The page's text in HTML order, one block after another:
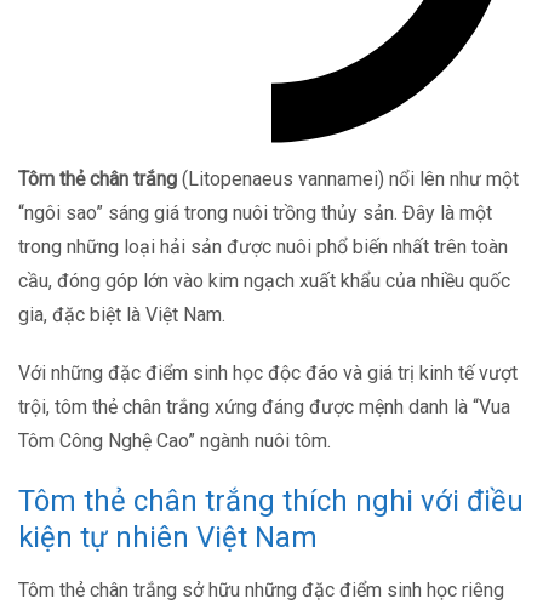
Tôm thẻ chân trắng (Litopenaeus vannamei) nổi lên như một
“ngôi sao” sáng giá trong nuôi trồng thủy sản. Đây là một
trong những loại hải sản được nuôi phổ biến nhất trên toàn
cầu, đóng góp lớn vào kim ngạch xuất khẩu của nhiều quốc
gia, đặc biệt là Việt Nam.
Với những đặc điểm sinh học độc đáo và giá trị kinh tế vượt
trội, tôm thẻ chân trắng xứng đáng được mệnh danh là “Vua
Tôm Công Nghệ Cao” ngành nuôi tôm.
Tôm thẻ chân trắng thích nghi với điều
kiện tự nhiên Việt Nam
Tôm thẻ chân trắng sở hữu những đặc điểm sinh học riêng